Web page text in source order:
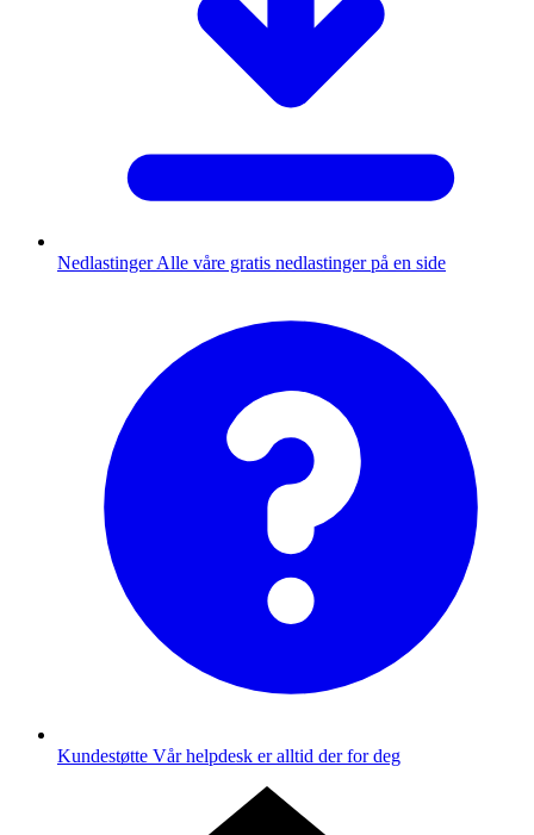
Nedlastinger Alle våre gratis nedlastinger på en side
Kundestøtte Vår helpdesk er alltid der for deg